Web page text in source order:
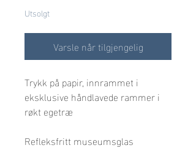
Utsolgt
Varsle når tilgjengelig
Trykk på papir, innrammet i
eksklusive håndlavede rammer i
røkt egetræ
Refleksfritt museumsglas